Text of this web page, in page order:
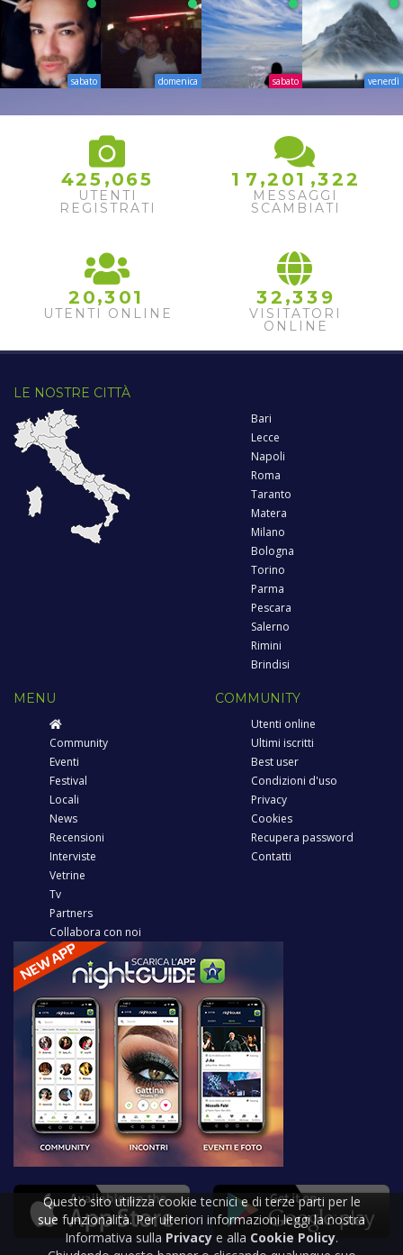
sabato domenica sabato venerdì
425 ,065
UTENTI
REGISTRATI
1 7 ,2 01 ,322
MESSAGGI
SCAMBIATI
2 0,3 01
UTENTI ONLINE
32 ,33 9
VISITATORI
ONLINE
LE NOSTRE CITTÀ
Bari
Lecce
Napoli
Roma
Taranto
Matera
Milano
Bologna
Torino
Parma
Pescara
Salerno
Rimini
Brindisi
MENU
Community
Eventi
Festival
Locali
News
Recensioni
Interviste
Vetrine
Tv
Partners
Collabora con noi
COMMUNITY
Utenti online
Ultimi iscritti
Best user
Condizioni d'uso
Privacy
Cookies
Recupera password
Contatti
Questo sito utilizza cookie tecnici e di terze parti per le
sue funzionalità. Per ulteriori informazioni leggi la nostra
Informativa sulla Privacy e alla Cookie Policy.